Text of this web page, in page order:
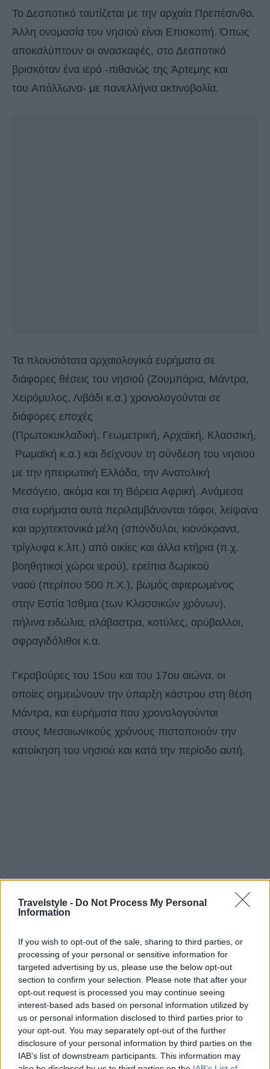
Travelstyle - Do Not Process My Personal
Information
If you wish to opt-out of the sale, sharing to third parties, or
processing of your personal or sensitive information for
targeted advertising by us, please use the below opt-out
section to confirm your selection. Please note that after your
opt-out request is processed you may continue seeing
interest-based ads based on personal information utilized by
us or personal information disclosed to third parties prior to
your opt-out. You may separately opt-out of the further
disclosure of your personal information by third parties on the
IAB’s list of downstream participants. This information may
Το Δεσποτικό ταυτίζεται με την αρχαία Πρεπέσινθο.
Άλλη ονομασία του νησιού είναι Επισκοπή. Όπως
αποκαλύπτουν οι ανασκαφές, στο Δεσποτικό
βρισκόταν ένα ιερό -πιθανώς της Άρτεμης και
του Απόλλωνα- με πανελλήνια ακτινοβολία.
Τα πλουσιότατα αρχαιολογικά ευρήματα σε
διάφορες θέσεις του νησιού (Ζουμπάρια, Μάντρα,
Χειρόμυλος, Λιβάδι κ.α.) χρονολογούνται σε
διάφορες εποχές
(Πρωτοκυκλαδική, Γεωμετρική, Αρχαϊκή, Κλασσική,
Ρωμαϊκή κ.α.) και δείχνουν τη σύνδεση του νησιού
με την ηπειρωτική Ελλάδα, την Ανατολική
Μεσόγειο, ακόμα και τη Βόρεια Αφρική. Ανάμεσα
στα ευρήματα αυτά περιλαμβάνονται τάφοι, λείψανα
και αρχιτεκτονικά μέλη (σπόνδυλοι, κιονόκρανα,
τρίγλυφα κ.λπ.) από οικίες και άλλα κτήρια (π.χ.
βοηθητικοί χώροι ιερού), ερείπια δωρικού
ναού (περίπου 500 π.Χ.), βωμός αφιερωμένος
στην Εστία Ίσθμια (των Κλασσικών χρόνων),
πήλινα ειδώλια, αλάβαστρα, κοτύλες, αρύβαλλοι,
σφραγιδόλιθοι κ.α.
Γκραβούρες του 15ου και του 17ου αιώνα, οι
οποίες σημειώνουν την ύπαρξη κάστρου στη θέση
Μάντρα, και ευρήματα που χρονολογούνται
στους Μεσαιωνικούς χρόνους πιστοποιούν την
κατοίκηση του νησιού και κατά την περίοδο αυτή.
Η μελέτη για την αναστήλωση των αρχαίων,